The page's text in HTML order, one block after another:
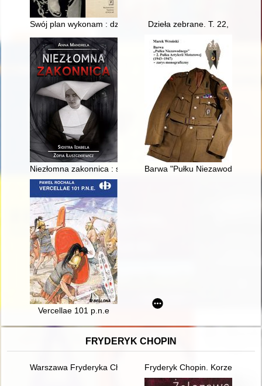
Swój plan wykonam : dziennik górnika z 1972 roku
Dzieła zebrane. T. 22,
Niezłomna zakonnica : siostra Izabela (Zofia Łuszczkiewicz)
Barwa "Pułku Niezawodnego"
Vercellae 101 p.n.e
FRYDERYK CHOPIN
Warszawa Fryderyka Chopina Fryderyk Chopin. Korzenie